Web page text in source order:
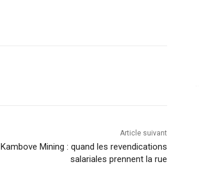
Article suivant
Kambove Mining : quand les revendications
salariales prennent la rue